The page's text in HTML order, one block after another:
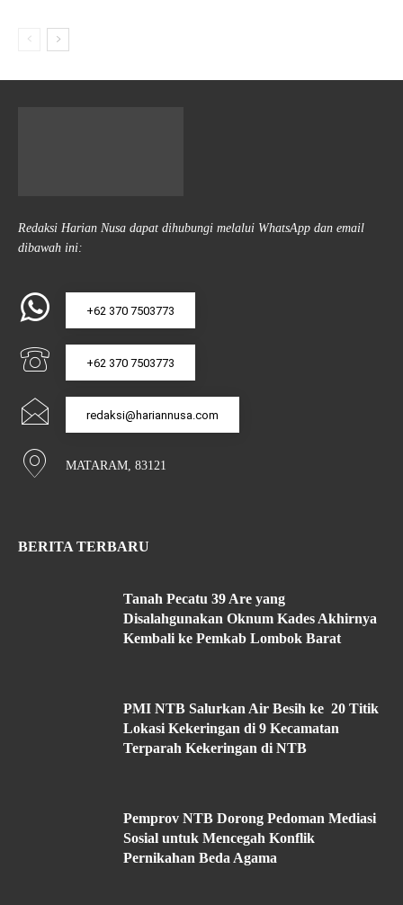
Redaksi Harian Nusa dapat dihubungi melalui WhatsApp dan email
dibawah ini:
+62 370 7503773
+62 370 7503773
redaksi@hariannusa.com
MATARAM, 83121
BERITA TERBARU
Tanah Pecatu 39 Are yang
Disalahgunakan Oknum Kades Akhirnya
Kembali ke Pemkab Lombok Barat
PMI NTB Salurkan Air Besih ke 20 Titik
Lokasi Kekeringan di 9 Kecamatan
Terparah Kekeringan di NTB
Pemprov NTB Dorong Pedoman Mediasi
Sosial untuk Mencegah Konflik
Pernikahan Beda Agama